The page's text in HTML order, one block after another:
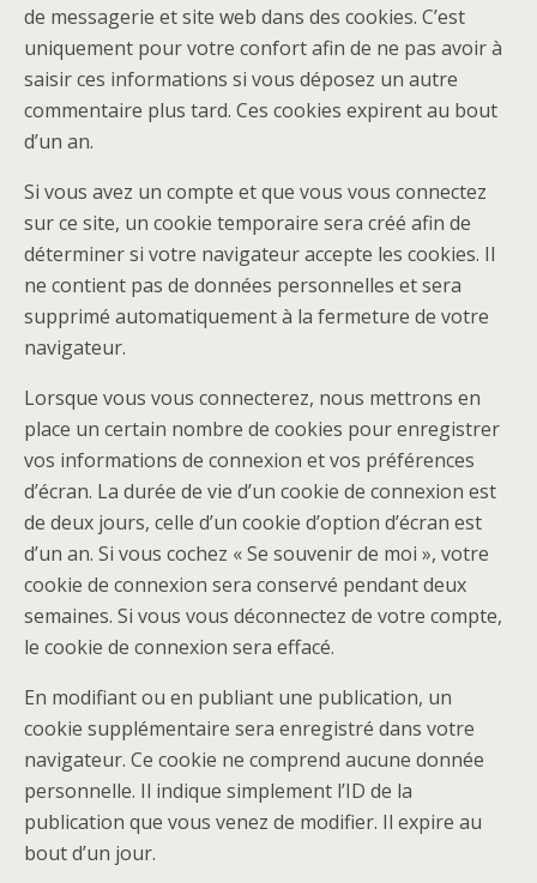
de messagerie et site web dans des cookies. C’est
uniquement pour votre confort afin de ne pas avoir à
saisir ces informations si vous déposez un autre
commentaire plus tard. Ces cookies expirent au bout
d’un an.
Si vous avez un compte et que vous vous connectez
sur ce site, un cookie temporaire sera créé afin de
déterminer si votre navigateur accepte les cookies. Il
ne contient pas de données personnelles et sera
supprimé automatiquement à la fermeture de votre
navigateur.
Lorsque vous vous connecterez, nous mettrons en
place un certain nombre de cookies pour enregistrer
vos informations de connexion et vos préférences
d’écran. La durée de vie d’un cookie de connexion est
de deux jours, celle d’un cookie d’option d’écran est
d’un an. Si vous cochez « Se souvenir de moi », votre
cookie de connexion sera conservé pendant deux
semaines. Si vous vous déconnectez de votre compte,
le cookie de connexion sera effacé.
En modifiant ou en publiant une publication, un
cookie supplémentaire sera enregistré dans votre
navigateur. Ce cookie ne comprend aucune donnée
personnelle. Il indique simplement l’ID de la
publication que vous venez de modifier. Il expire au
bout d’un jour.